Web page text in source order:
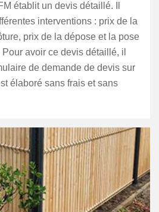
établit un devis détaillé. Il
interventions : prix de la
prix de la dépose et la pose
avoir ce devis détaillé, il
de demande de devis sur
élaboré sans frais et sans